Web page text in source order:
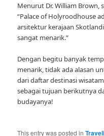
Menurut Dr. William Brown,
“Palace of Holyroodhouse
arsitektur kerajaan
sangat menarik.”
Dengan begitu banyak
menarik, tidak ada alasan
dari daftar destinasi
sebagai tujuan berikutnya
budayanya!
This entry was posted in